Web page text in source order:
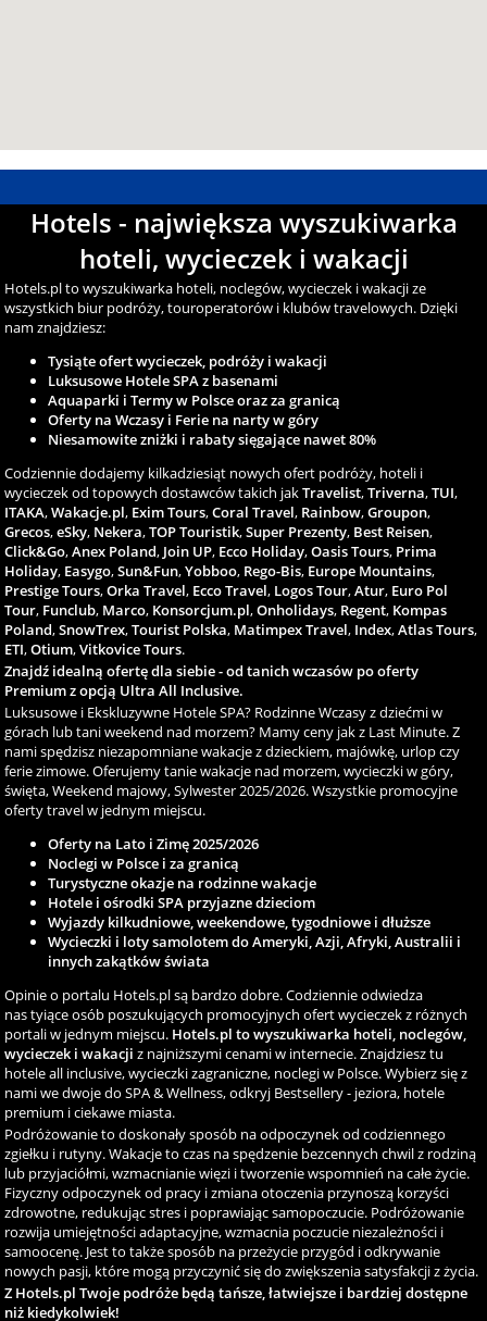
Hotels - największa wyszukiwarka
hoteli, wycieczek i wakacji
Hotels.pl to wyszukiwarka hoteli, noclegów, wycieczek i wakacji ze
wszystkich biur podróży, touroperatorów i klubów travelowych. Dzięki
nam znajdziesz:
Tysiąte ofert wycieczek, podróży i wakacji
Luksusowe Hotele SPA z basenami
Aquaparki i Termy w Polsce oraz za granicą
Oferty na Wczasy i Ferie na narty w góry
Niesamowite zniżki i rabaty sięgające nawet 80%
Codziennie dodajemy kilkadziesiąt nowych ofert podróży, hoteli i
wycieczek od topowych dostawców takich jakTravelist,Triverna,TUI,
ITAKA,Wakacje.pl, Exim Tours,Coral Travel, Rainbow,Groupon,
Grecos,eSky, Nekera,TOP Touristik,Super Prezenty, Best Reisen,
Click&Go,Anex Poland, Join UP, Ecco Holiday,Oasis Tours, Prima
Holiday, Easygo,Sun&Fun,Yobboo, Rego-Bis, Europe Mountains,
Prestige Tours,Orka Travel, Ecco Travel, Logos Tour,Atur, Euro Pol
Tour, Funclub, Marco, Konsorcjum.pl,Onholidays, Regent, Kompas
Poland,SnowTrex,Tourist Polska, Matimpex Travel, Index,Atlas Tours,
ETI,Otium,Vitkovice Tours.
Znajdź idealną ofertę dla siebie - od tanich wczasów po oferty
Premium z opcją Ultra All Inclusive.
Luksusowe i Ekskluzywne Hotele SPA? Rodzinne Wczasy z dziećmi w
górach lub tani weekend nad morzem? Mamy ceny jak z Last Minute. Z
nami spędzisz niezapomniane wakacje z dzieckiem, majówkę, urlop czy
ferie zimowe. Oferujemy tanie wakacje nad morzem, wycieczki w góry,
święta, Weekend majowy, Sylwester 2025/2026. Wszystkie promocyjne
oferty travel w jednym miejscu.
Oferty na Lato i Zimę 2025/2026
Noclegi w Polsce i za granicą
Turystyczne okazje na rodzinne wakacje
Hotele i ośrodki SPA przyjazne dzieciom
Wyjazdy kilkudniowe, weekendowe, tygodniowe i dłuższe
Wycieczki i loty samolotem do Ameryki, Azji, Afryki, Australii i
innych zakątków świata
Opinie o portalu Hotels.pl są bardzo dobre. Codziennie odwiedza
nas tyiące osób poszukujących promocyjnych ofert wycieczek z różnych
portali w jednym miejscu. Hotels.pl to wyszukiwarka hoteli, noclegów,
wycieczek i wakacji z najniższymi cenami w internecie. Znajdziesz tu
hotele all inclusive, wycieczki zagraniczne, noclegi w Polsce. Wybierz się z
nami we dwoje do SPA & Wellness, odkryj Bestsellery - jeziora, hotele
premium i ciekawe miasta.
Podróżowanie to doskonały sposób na odpoczynek od codziennego
zgiełku i rutyny. Wakacje to czas na spędzenie bezcennych chwil z rodziną
lub przyjaciółmi, wzmacnianie więzi i tworzenie wspomnień na całe życie.
Fizyczny odpoczynek od pracy i zmiana otoczenia przynoszą korzyści
zdrowotne, redukując stres i poprawiając samopoczucie. Podróżowanie
rozwija umiejętności adaptacyjne, wzmacnia poczucie niezależności i
samoocenę. Jest to także sposób na przeżycie przygód i odkrywanie
nowych pasji, które mogą przyczynić się do zwiększenia satysfakcji z życia.
Z Hotels.pl Twoje podróże będą tańsze, łatwiejsze i bardziej dostępne
niż kiedykolwiek!